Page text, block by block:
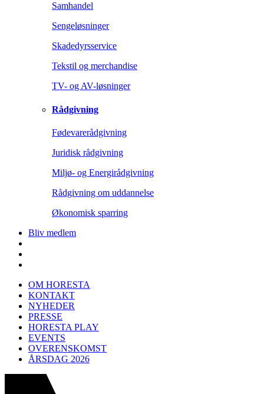
Samhandel
Sengeløsninger
Skadedyrsservice
Tekstil og merchandise
TV- og AV-løsninger
Rådgivning
Fødevarerådgivning
Juridisk rådgivning
Miljø- og Energirådgivning
Rådgivning om uddannelse
Økonomisk sparring
Bliv medlem
OM HORESTA
KONTAKT
NYHEDER
PRESSE
HORESTA PLAY
EVENTS
OVERENSKOMST
ÅRSDAG 2026